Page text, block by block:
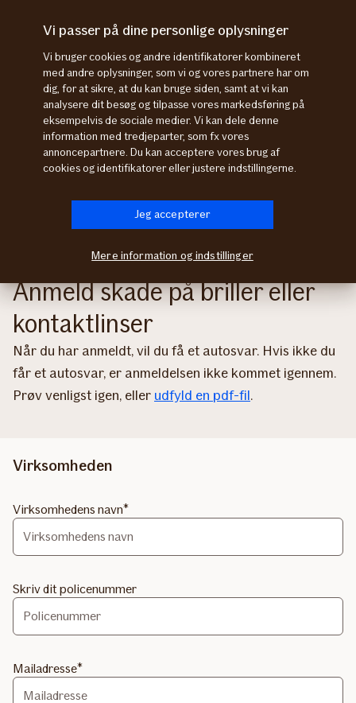
Log på
Anmeld skade anmeld skade på briller eller kontaktlinser
Anmeld skade på briller eller
kontaktlinser
Når du har anmeldt, vil du få et autosvar. Hvis ikke du
får et autosvar, er anmeldelsen ikke kommet igennem.
Prøv venligst igen, eller udfyld en pdf-fil.
Virksomheden
Virksomhedens navn
Skriv dit policenummer
Mailadresse
Vi passer på dine personlige oplysninger
Vi bruger cookies og andre identifikatorer kombineret
med andre oplysninger, som vi og vores partnere har om
dig, for at sikre, at du kan bruge siden, samt at vi kan
analysere dit besøg og tilpasse vores markedsføring på
eksempelvis de sociale medier. Vi kan dele denne
information med tredjeparter, som fx vores
annoncepartnere. Du kan acceptere vores brug af
cookies og identifikatorer eller justere indstillingerne.
Mere information og indstillinger
Jeg accepterer